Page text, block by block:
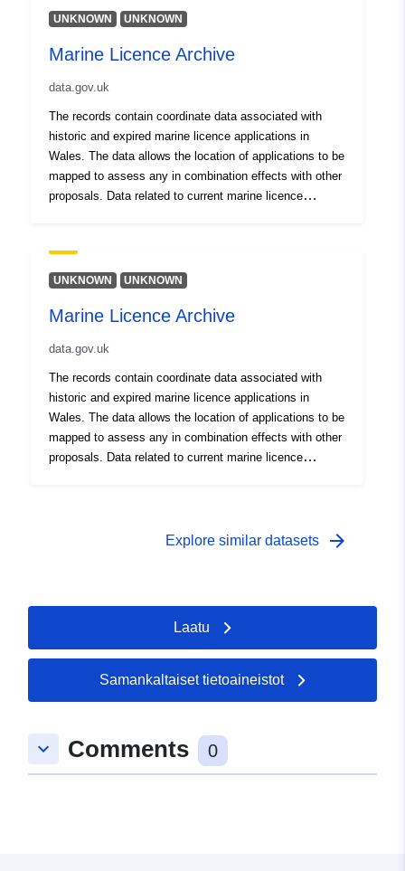
UNKNOWN UNKNOWN
Marine Licence Archive
data.gov.uk
The records contain coordinate data associated with
historic and expired marine licence applications in
Wales. The data allows the location of applications to be
mapped to assess any in combination effects with other
proposals. Data related to current marine licence
UNKNOWN UNKNOWN
Marine Licence Archive
data.gov.uk
The records contain coordinate data associated with
historic and expired marine licence applications in
Wales. The data allows the location of applications to be
mapped to assess any in combination effects with other
proposals. Data related to current marine licence
Explore similar datasets arrow_forward
Laatu
Samankaltaiset tietoaineistot
keyboard_arrow_down Comments 0